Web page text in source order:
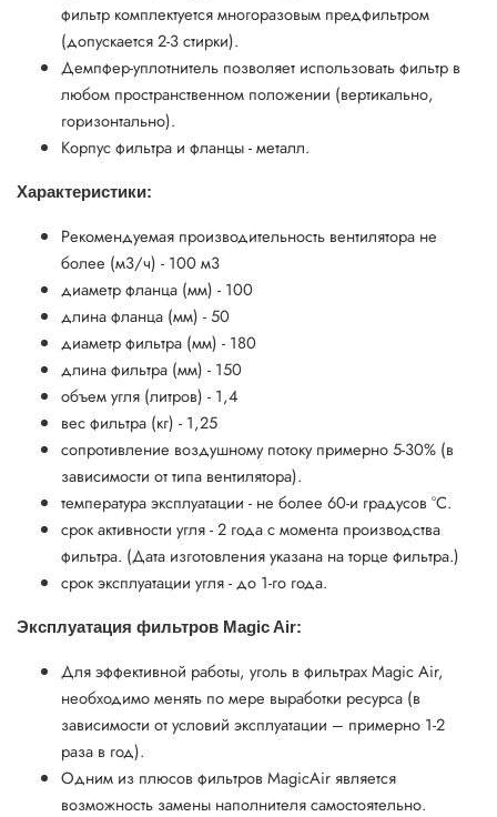
фильтр комплектуется многоразовым предфильтром
(допускается 2-3 стирки).
Демпфер-уплотнитель позволяет использовать фильтр в
любом пространственном положении (вертикально,
горизонтально).
Корпус фильтра и фланцы - металл.
Характеристики:
Рекомендуемая производительность вентилятора не
более (м3/ч) - 100 м3
диаметр фланца (мм) - 100
длина фланца (мм) - 50
диаметр фильтра (мм) - 180
длина фильтра (мм) - 150
объем угля (литров) - 1,4
вес фильтра (кг) - 1,25
сопротивление воздушному потоку примерно 5-30% (в
зависимости от типа вентилятора).
температура эксплуатации - не более 60-и градусов °C.
срок активности угля - 2 года с момента производства
фильтра. (Дата изготовления указана на торце фильтра.)
срок эксплуатации угля - до 1-го года.
Эксплуатация фильтров Magic Air:
Для эффективной работы, уголь в фильтрах Magic Air,
необходимо менять по мере выработки ресурса (в
зависимости от условий эксплуатации – примерно 1-2
раза в год).
Одним из плюсов фильтров MagicAir является
возможность замены наполнителя самостоятельно.